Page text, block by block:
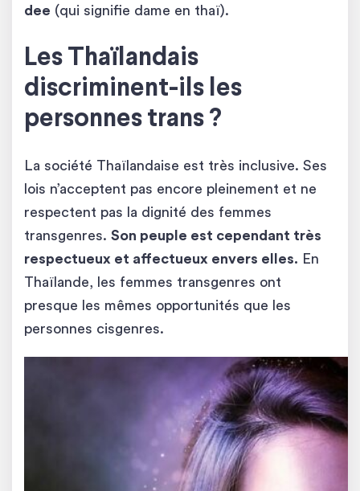
dee (qui signifie dame en thaï).
Les Thaïlandais
discriminent-ils les
personnes trans ?
La société Thaïlandaise est très inclusive. Ses
lois n’acceptent pas encore pleinement et ne
respectent pas la dignité des femmes
transgenres. Son peuple est cependant très
respectueux et affectueux envers elles. En
Thaïlande, les femmes transgenres ont
presque les mêmes opportunités que les
personnes cisgenres.